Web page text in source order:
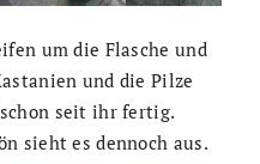
um die Flasche und
und die Pilze
seit ihr fertig.
sieht es dennoch aus.